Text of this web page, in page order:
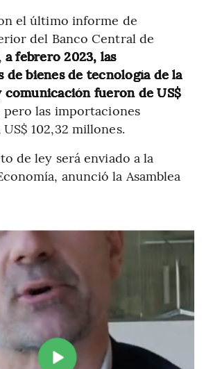
el último informe de
del Banco Central de
a febrero 2023, las
de bienes de tecnología de la
fueron de US$
pero las importaciones
102,32 millones.
de ley será enviado a la
anunció la Asamblea